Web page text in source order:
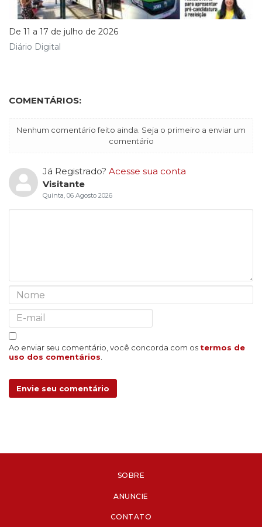
De 11 a 17 de julho de 2026
Diário Digital
COMENTÁRIOS:
Nenhum comentário feito ainda. Seja o primeiro a enviar um
comentário
Já Registrado? Acesse sua conta
Visitante
Quinta, 06 Agosto 2026
Ao enviar seu comentário, você concorda com os termos de
uso dos comentários.
Envie seu comentário
SOBRE
ANUNCIE
CONTATO